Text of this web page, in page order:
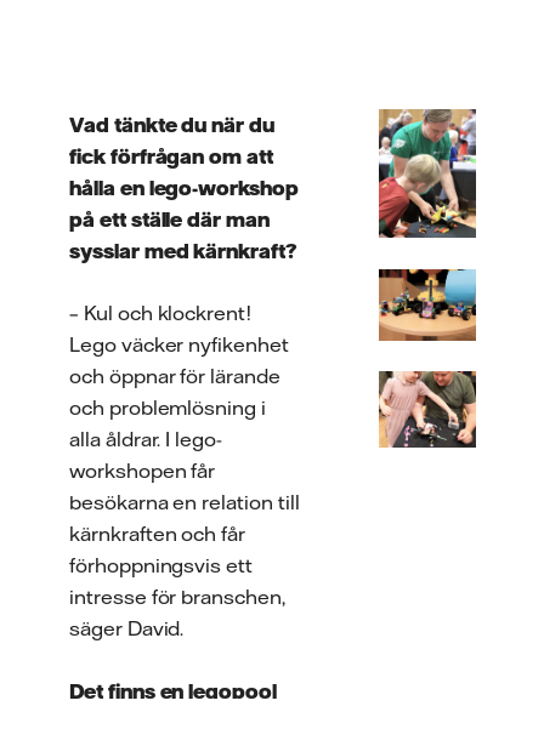
Vad tänkte du när du
fick förfrågan om att
hålla en lego-workshop
på ett ställe där man
sysslar med kärnkraft?
­– Kul och klockrent!
Lego väcker nyfikenhet
och öppnar för lärande
och problemlösning i
alla åldrar. I lego-
workshopen får
besökarna en relation till
kärnkraften och får
förhoppningsvis ett
intresse för branschen,
säger David.
Det finns en legopool